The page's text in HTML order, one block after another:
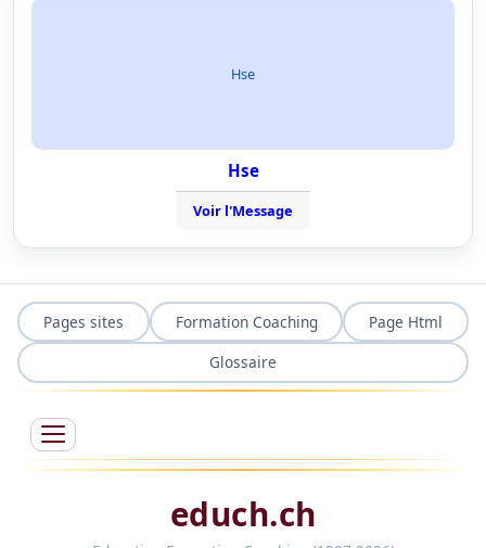
Hse
Hse
Voir l'Message
Pages sites Formation Coaching
Page Html
Glossaire
educh.ch